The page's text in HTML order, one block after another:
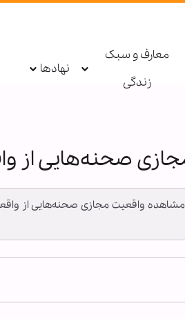
معارف و سبک
زندگی
نهادها
صحنه‌هایی از